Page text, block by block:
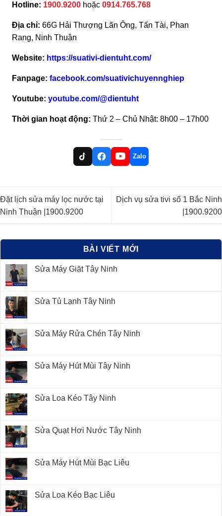
Hotline: 1900.9200 hoặc 0914.765.768
Địa chỉ: 66G Hải Thượng Lãn Ông, Tấn Tài, Phan
Rang, Ninh Thuận
Website: https://suativi-dientuht.com/
Fanpage: facebook.com/suativichuyennghiep
Youtube: youtube.com/@dientuht
Thời gian hoạt động: Thứ 2 – Chủ Nhật: 8h00 – 17h00
Zalo
Đặt lịch sửa máy lọc nước tại
Ninh Thuận |1900.9200
Dịch vụ sửa tivi số 1 Bắc Ninh
|1900.9200
BÀI VIẾT MỚI
Sửa Máy Giặt Tây Ninh
Sửa Tủ Lạnh Tây Ninh
Sửa Máy Rửa Chén Tây Ninh
Sửa Máy Hút Mùi Tây Ninh
Sửa Loa Kéo Tây Ninh
Sửa Quạt Hơi Nước Tây Ninh
Sửa Máy Hút Mùi Bạc Liêu
Sửa Loa Kéo Bạc Liêu